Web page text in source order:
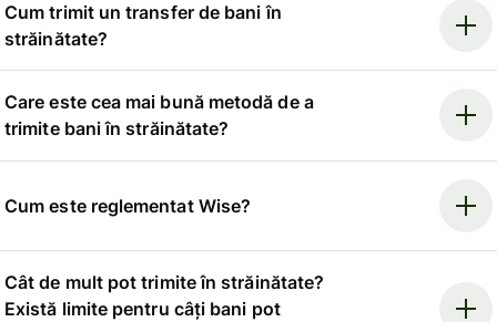
Cum trimit un transfer de bani în
străinătate?
Care este cea mai bună metodă de a
trimite bani în străinătate?
Cum este reglementat Wise?
Cât de mult pot trimite în străinătate?
Există limite pentru câți bani pot